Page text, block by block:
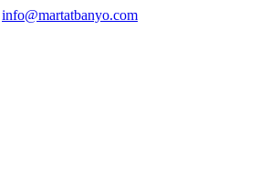
info@martatbanyo.com